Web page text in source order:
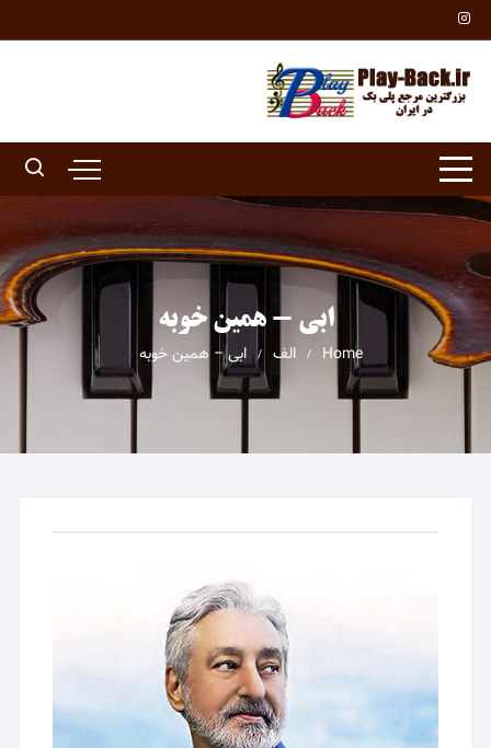
Skip
to
content
ابی - همین خوبه
Home الف ابی – همین خوبه